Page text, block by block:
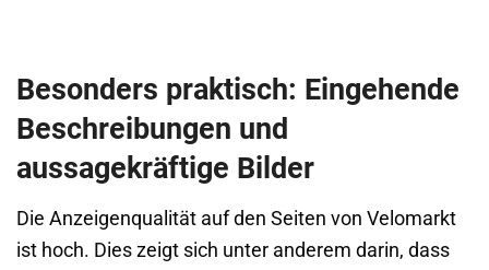
Besonders praktisch: Eingehende
Beschreibungen und
aussagekräftige Bilder
Die Anzeigenqualität auf den Seiten von Velomarkt
ist hoch. Dies zeigt sich unter anderem darin, dass